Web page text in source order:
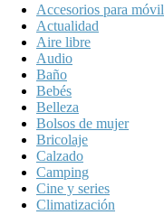
Accesorios para móvil
Actualidad
Aire libre
Audio
Baño
Bebés
Belleza
Bolsos de mujer
Bricolaje
Calzado
Camping
Cine y series
Climatización